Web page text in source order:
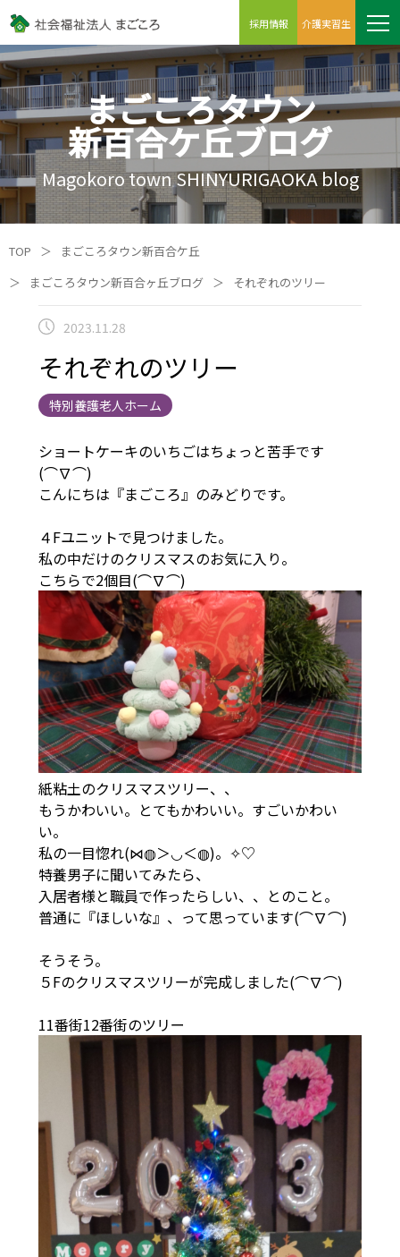
採用情報 介護実習生
まごころタウン
新百合ケ丘ブログ
Magokoro town SHINYURIGAOKA blog
TOP ＞
まごころタウン新百合ケ丘
＞
まごころタウン新百合ヶ丘ブログ ＞ それぞれのツリー
2023.11.28
それぞれのツリー
特別養護老人ホーム
ショートケーキのいちごはちょっと苦手です
(⌒∇⌒)
こんにちは『まごころ』のみどりです。
４Fユニットで見つけました。
私の中だけのクリスマスのお気に入り。
こちらで2個目(⌒∇⌒)
紙粘土のクリスマスツリー、、
もうかわいい。とてもかわいい。すごいかわい
い。
私の一目惚れ(⋈◍＞◡＜◍)。✧♡
特養男子に聞いてみたら、
入居者様と職員で作ったらしい、、とのこと。
普通に『ほしいな』、って思っています(⌒∇⌒)
そうそう。
５Fのクリスマスツリーが完成しました(⌒∇⌒)
11番街12番街のツリー